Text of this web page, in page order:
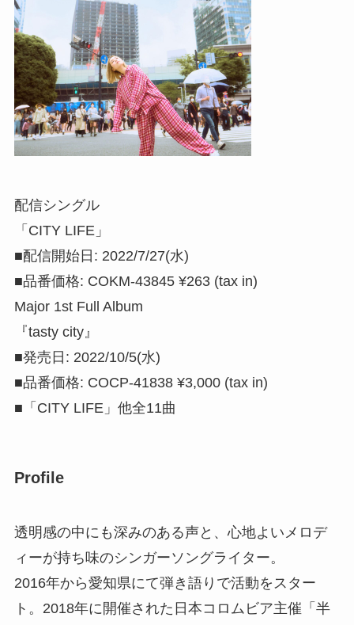
配信シングル
「CITY LIFE」
■配信開始日: 2022/7/27(水)
■品番価格: COKM-43845 ¥263 (tax in)
Major 1st Full Album
『tasty city』
■発売日: 2022/10/5(水)
■品番価格: COCP-41838 ¥3,000 (tax in)
■「CITY LIFE」他全11曲
Profile
透明感の中にも深みのある声と、心地よいメロデ
ィーが持ち味のシンガーソングライター。
2016年から愛知県にて弾き語りで活動をスター
ト。2018年に開催された日本コロムビア主催「半